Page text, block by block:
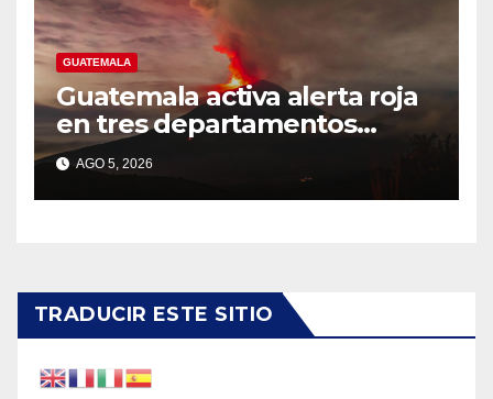
GUATEMALA
Guatemala activa alerta roja
en tres departamentos
cercanos al volcán de Fuego
AGO 5, 2026
TRADUCIR ESTE SITIO